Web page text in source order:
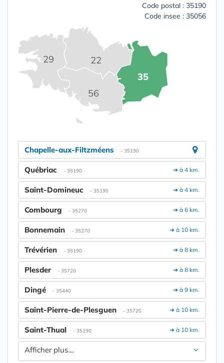
Code postal : 35190
Code insee : 35056
22
29
35
56
Chapelle-aux-Filtzméens - 35190
➔ à 4 km.
Québriac - 35190
➔ à 4 km.
Saint-Domineuc - 35190
➔ à 6 km.
Combourg - 35270
➔ à 10 km.
Bonnemain - 35270
➔ à 8 km.
Trévérien - 35190
➔ à 8 km.
Plesder - 35720
➔ à 9 km.
Dingé - 35440
➔ à 10 km.
Saint-Pierre-de-Plesguen - 35720
➔ à 10 km.
Saint-Thual - 35190
Afficher plus....